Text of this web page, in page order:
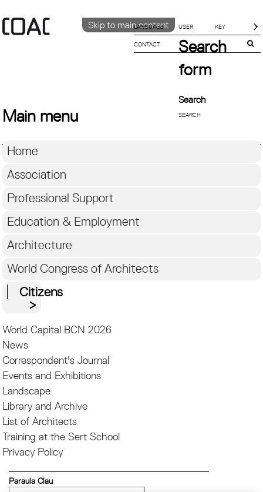
Skip to main content
LANGUAGE
CATALÀ
CONTACT
Search
form
Search
Main menu
Home
Association
Professional Support
Education & Employment
Architecture
World Congress of Architects
Citizens
World Capital BCN 2026
News
Correspondent's Journal
Events and Exhibitions
Landscape
Library and Archive
List of Architects
Training at the Sert School
Privacy Policy
Paraula Clau